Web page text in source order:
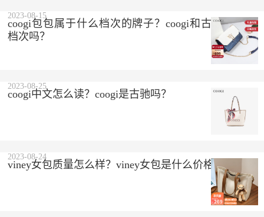
coogi包包属于什么档次的牌子？coogi和古驰是一个
档次吗？
2023-08-15
coogi中文怎么读？coogi是古驰吗？
2023-08-25
viney女包质量怎么样？viney女包是什么价格？
2023-08-24